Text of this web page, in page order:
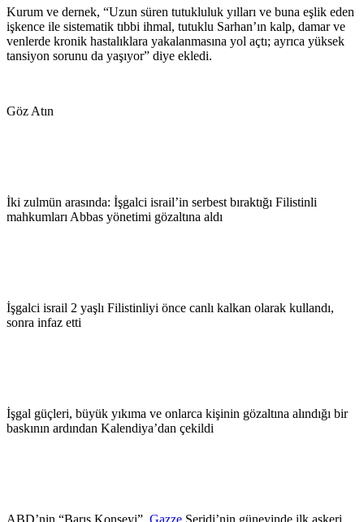
Kurum ve dernek, “Uzun süren tutukluluk yılları ve buna eşlik eden
işkence ile sistematik tıbbi ihmal, tutuklu Sarhan’ın kalp, damar ve
venlerde kronik hastalıklara yakalanmasına yol açtı; ayrıca yüksek
tansiyon sorunu da yaşıyor” diye ekledi.
Göz Atın
İki zulmün arasında: İşgalci israil’in serbest bıraktığı Filistinli
mahkumları Abbas yönetimi gözaltına aldı
İşgalci israil 2 yaşlı Filistinliyi önce canlı kalkan olarak kullandı,
sonra infaz etti
İşgal güçleri, büyük yıkıma ve onlarca kişinin gözaltına alındığı bir
baskının ardından Kalendiya’dan çekildi